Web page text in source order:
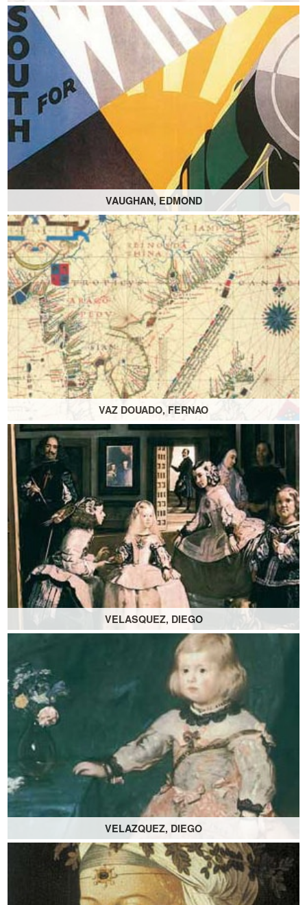
VAUGHAN, EDMOND
VAZ DOUADO, FERNAO
VELASQUEZ, DIEGO
VELAZQUEZ, DIEGO